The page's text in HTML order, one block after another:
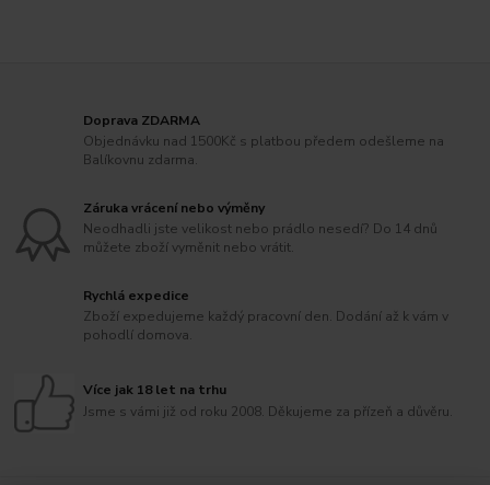
Doprava ZDARMA
Objednávku nad 1500Kč s platbou předem odešleme na
Balíkovnu zdarma.
Záruka vrácení nebo výměny
Neodhadli jste velikost nebo prádlo nesedí? Do 14 dnů
můžete zboží vyměnit nebo vrátit.
Rychlá expedice
Zboží expedujeme každý pracovní den. Dodání až k vám v
pohodlí domova.
Více jak 18 let na trhu
Jsme s vámi již od roku 2008. Děkujeme za přízeň a důvěru.